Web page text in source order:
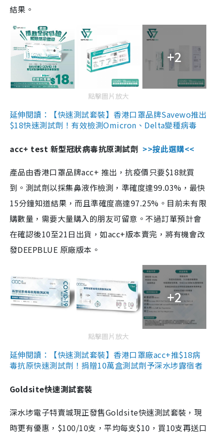
結果。
+2
點擊圖片放大
延伸閱讀：【快速測試套裝】香港口罩品牌Savewo推出
$18快速測試劑！有效檢測Omicron、Delta變種病毒
acc+ test 新型冠狀病毒抗原測試劑 >>按此選購<<
產品由香港口罩品牌acc+ 推出，抗疫價只要$18就買
到。測試劑以採集鼻液作檢測，準確度達99.03%，最快
15分鐘知道結果，而且準確度高達97.25%。目前未有限
購數量，需要大量購入的朋友可留意。不過訂單預計會
在確認後10至21日出貨，如acc+版本賣完，將有機會改
發DEEPBLUE 原廠版本。
+2
點擊圖片放大
延伸閱讀：【快速測試套裝】香港口罩廠acc+推$18病
毒抗原快速測試劑！捐贈10萬盒測試劑予深水埗露宿者
Goldsite快速測試套裝
深水埗電子特賣城現正發售Goldsite快速測試套裝，現
時更有優惠，$100/10支，平均每支$10，買10支再送口